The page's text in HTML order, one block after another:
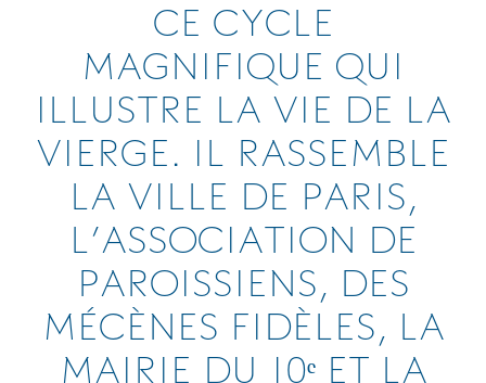
CE CYCLE
MAGNIFIQUE QUI
ILLUSTRE LA VIE DE LA
VIERGE. IL RASSEMBLE
LA VILLE DE PARIS,
L’ASSOCIATION DE
PAROISSIENS, DES
MÉCÈNES FIDÈLES, LA
MAIRIE DU 10ᵉ ET LA